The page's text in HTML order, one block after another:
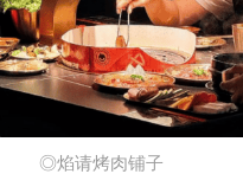
◎焰请烤肉铺子